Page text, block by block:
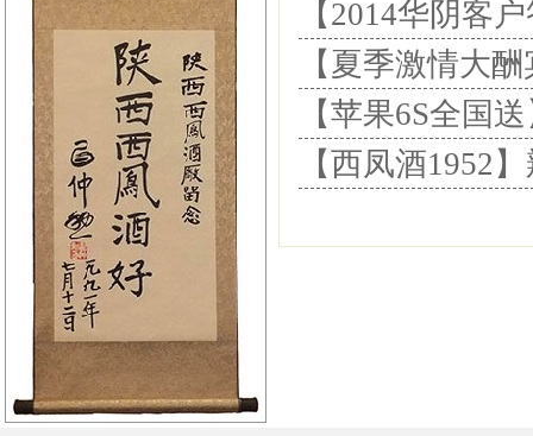
【2014华阴客
【夏季激情大
【苹果6S全国
【西凤酒1952